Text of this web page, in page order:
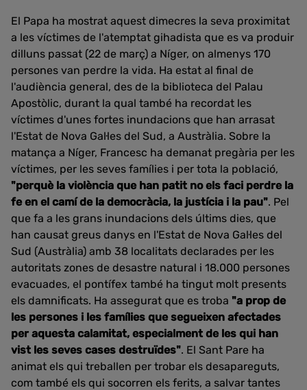
El Papa ha mostrat aquest dimecres la seva proximitat
a les víctimes de l'atemptat gihadista que es va produir
dilluns passat (22 de març) a Níger, on almenys 170
persones van perdre la vida. Ha estat al final de
l'audiència general, des de la biblioteca del Palau
Apostòlic, durant la qual també ha recordat les
víctimes d'unes fortes inundacions que han arrasat
l'Estat de Nova Gal·les del Sud, a Austràlia. Sobre la
matança a Níger, Francesc ha demanat pregària per les
víctimes, per les seves famílies i per tota la població,
"perquè la violència que han patit no els faci perdre la
fe en el camí de la democràcia, la justícia i la pau". Pel
que fa a les grans inundacions dels últims dies, que
han causat greus danys en l'Estat de Nova Gal·les del
Sud (Austràlia) amb 38 localitats declarades per les
autoritats zones de desastre natural i 18.000 persones
evacuades, el pontífex també ha tingut molt presents
els damnificats. Ha assegurat que es troba "a prop de
les persones i les famílies que segueixen afectades
per aquesta calamitat, especialment de les qui han
vist les seves cases destruïdes". El Sant Pare ha
animat els qui treballen per trobar els desapareguts,
com també els qui socorren els ferits, a salvar tantes